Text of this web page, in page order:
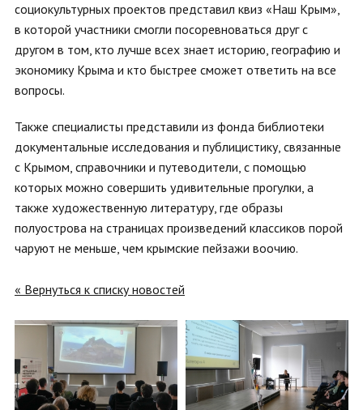
социокультурных проектов представил квиз «Наш Крым»,
в которой участники смогли посоревноваться друг с
другом в том, кто лучше всех знает историю, географию и
экономику Крыма и кто быстрее сможет ответить на все
вопросы.
Также специалисты представили из фонда библиотеки
документальные исследования и публицистику, связанные
с Крымом, справочники и путеводители, с помощью
которых можно совершить удивительные прогулки, а
также художественную литературу, где образы
полуострова на страницах произведений классиков порой
чаруют не меньше, чем крымские пейзажи воочию.
« Вернуться к списку новостей